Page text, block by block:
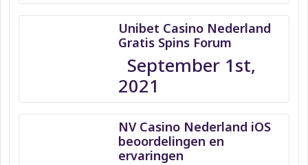
Unibet Casino Nederland
Gratis Spins Forum
September 1st,
2021
NV Casino Nederland iOS
beoordelingen en
ervaringen